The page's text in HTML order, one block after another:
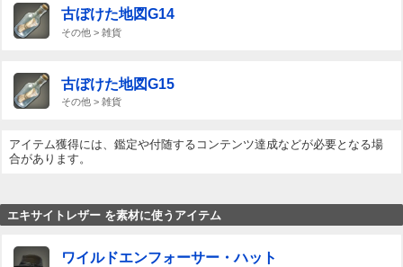
古ぼけた地図G14
その他 > 雑貨
古ぼけた地図G15
その他 > 雑貨
アイテム獲得には、鑑定や付随するコンテンツ達成などが必要となる場
合があります。
エキサイトレザー を素材に使うアイテム
ワイルドエンフォーサー・ハット